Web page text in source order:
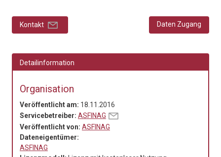
Kontakt Daten Zugang
Detailinformation
Organisation
Veröffentlicht am: 18.11.2016
Servicebetreiber: ASFINAG
Veröffentlicht von: ASFINAG
Dateneigentümer:
ASFINAG